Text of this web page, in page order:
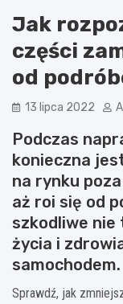
Jak
części
od
13 lipca 2022
Podczas
konieczna
na rynku
aż roi się od
szkodliwe
życia i
samochodem.
Sprawdź, jak